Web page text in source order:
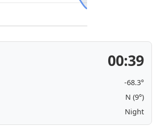
00:39
-68.3°
N (9°)
Night